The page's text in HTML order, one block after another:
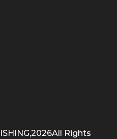
Rights